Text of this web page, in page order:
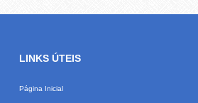
LINKS ÚTEIS
Página Inicial